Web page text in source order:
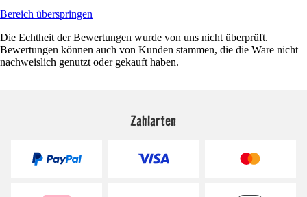
Bereich überspringen
Die Echtheit der Bewertungen wurde von uns nicht überprüft.
Bewertungen können auch von Kunden stammen, die die Ware nicht
nachweislich genutzt oder gekauft haben.
Zahlarten